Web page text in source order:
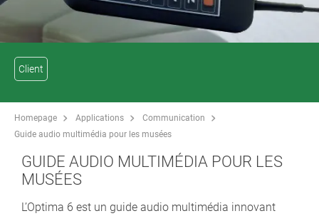
Client
Homepage Applications
Communication
Guide audio multimédia pour les musées
GUIDE AUDIO MULTIMÉDIA POUR LES
MUSÉES
L’Optima 6 est un guide audio multimédia innovant